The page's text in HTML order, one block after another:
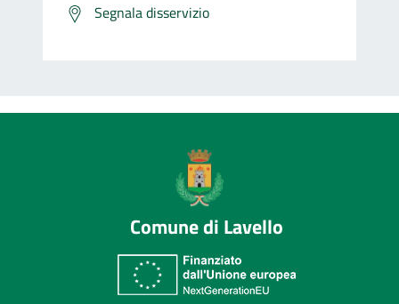
Segnala disservizio
Comune di Lavello